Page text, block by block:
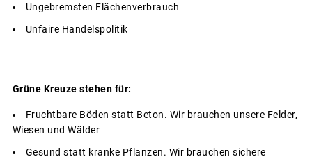
Ungebremsten Flächenverbrauch
Unfaire Handelspolitik
Grüne Kreuze stehen für:
Fruchtbare Böden statt Beton. Wir brauchen unsere Felder,
Wiesen und Wälder
Gesund statt kranke Pflanzen. Wir brauchen sichere